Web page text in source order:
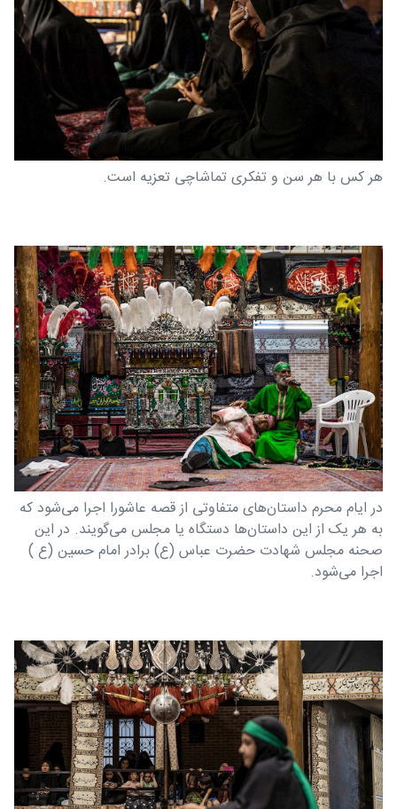
هر کس با هر سن و تفکری تماشاچی تعزیه است.
در ایام محرم داستان‌های متفاوتی از قصه عاشورا اجرا می‌شود که
به هر یک از این داستان‌ها دستگاه یا مجلس می‌گویند. در این
صحنه مجلس شهادت حضرت عباس (ع) برادر امام حسین (ع )
اجرا می‌شود.